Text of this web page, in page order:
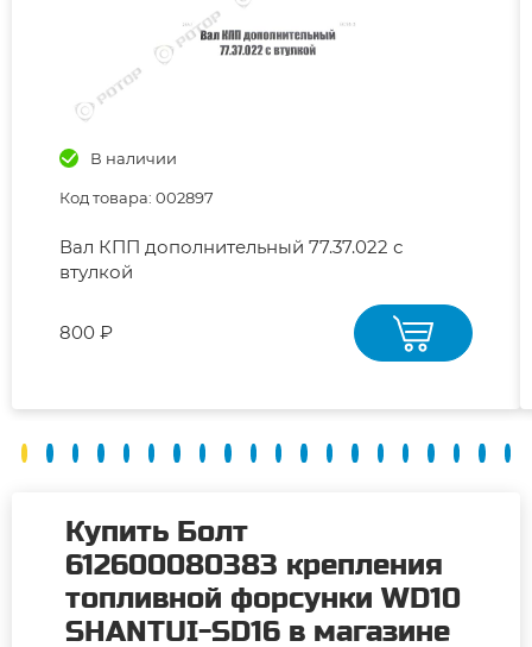
В наличии
Код товара: 002897
Вал КПП дополнительный 77.37.022 с
втулкой
800 ₽
Купить Болт
612600080383 крепления
топливной форсунки WD10
SHANTUI-SD16 в магазине